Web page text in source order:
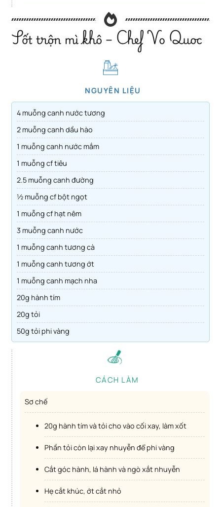
Sốt trộn mì khô – Chef Vo Quoc
NGUYÊN LIỆU
4 muỗng canh nước tương
2 muỗng canh dầu hào
1 muỗng canh nước mắm
1 muỗng cf tiêu
2.5 muỗng canh đường
½ muỗng cf bột ngọt
1 muỗng cf hạt nêm
3 muỗng canh nước
1 muỗng canh tương cà
1 muỗng canh tương ớt
1 muỗng canh mạch nha
20g hành tím
20g tỏi
50g tỏi phi vàng
CÁCH LÀM
Sơ chế
20g hành tím và tỏi cho vào cối xay, làm xốt
Phần tỏi còn lại xay nhuyễn để phi vàng
Cắt góc hành, lá hành và ngò xắt nhuyễn
Hẹ cắt khúc, ớt cắt nhỏ